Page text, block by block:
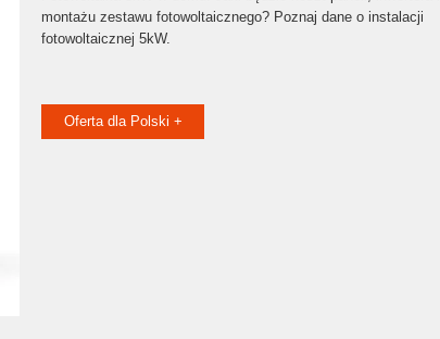
montażu zestawu fotowoltaicznego? Poznaj dane o instalacji
fotowoltaicznej 5kW.
Oferta dla Polski +